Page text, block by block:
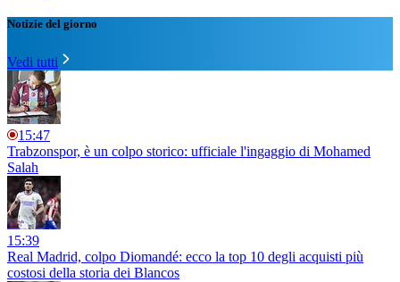
Notizie del giorno
Vedi tutti
15:47
Trabzonspor, è un colpo storico: ufficiale l'ingaggio di Mohamed
Salah
15:39
Real Madrid, colpo Diomandé: ecco la top 10 degli acquisti più
costosi della storia dei Blancos